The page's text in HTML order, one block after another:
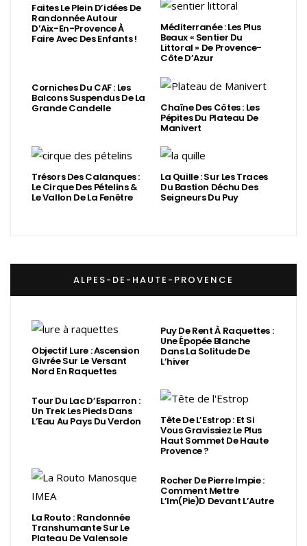
Faites Le Plein D’idées De
Randonnée Autour
D’Aix-En-Provence À
Faire Avec Des Enfants !
Méditerranée : Les Plus
Beaux « Sentier Du
Littoral » De Provence-
Côte D’Azur
Corniches Du CAF : Les
Balcons Suspendus De La
Grande Candelle Chaîne Des Côtes : Les
Pépites Du Plateau De
Manivert
Trésors Des Calanques :
Le Cirque Des Pételins &
Le Vallon De La Fenêtre
La Quille : Sur Les Traces
Du Bastion Déchu Des
Seigneurs Du Puy
ALPES-DE-HAUTE-PROVENCE
Objectif Lure : Ascension
Givrée Sur Le Versant
Nord En Raquettes
Puy De Rent À Raquettes :
Une Épopée Blanche
Dans La Solitude De
L’hiver
Tour Du Lac D’Esparron :
Un Trek Les Pieds Dans
L’Eau Au Pays Du Verdon Tête De L’Estrop : Et Si
Vous Gravissiez Le Plus
Haut Sommet De Haute
Provence ?
La Routo : Randonnée
Transhumante Sur Le
Plateau De Valensole
Rocher De Pierre Impie :
Comment Mettre
L’Im(Pie)d Devant L’Autre